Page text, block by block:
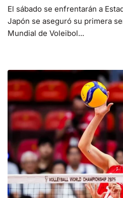
El sábado se enfrentarán a
Japón se aseguró su primera
Mundial de Voleibol...